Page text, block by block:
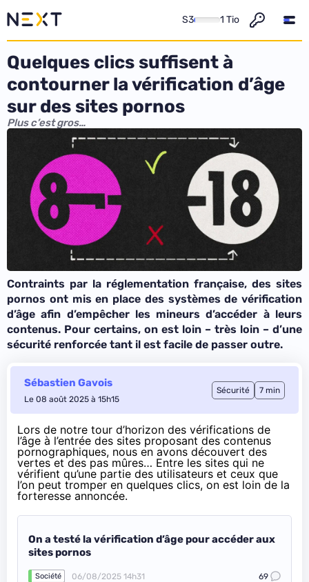
S3 1 Tio
Quelques clics suffisent à
contourner la vérification d’âge
sur des sites pornos
Plus c’est gros…
Contraints par la réglementation française, des sites
pornos ont mis en place des systèmes de vérification
d’âge afin d’empêcher les mineurs d’accéder à leurs
contenus. Pour certains, on est loin – très loin – d’une
sécurité renforcée tant il est facile de passer outre.
Sébastien Gavois
Le 08 août 2025 à 15h15
Sécurité 7 min
Lors de notre tour d’horizon des vérifications de
l’âge à l’entrée des sites proposant des contenus
pornographiques, nous en avons découvert des
vertes et des pas mûres… Entre les sites qui ne
vérifient qu’une partie des utilisateurs et ceux que
l’on peut tromper en quelques clics, on est loin de la
forteresse annoncée.
On a testé la vérification d’âge pour accéder aux
sites pornos
Société 06/08/2025 14h31 69